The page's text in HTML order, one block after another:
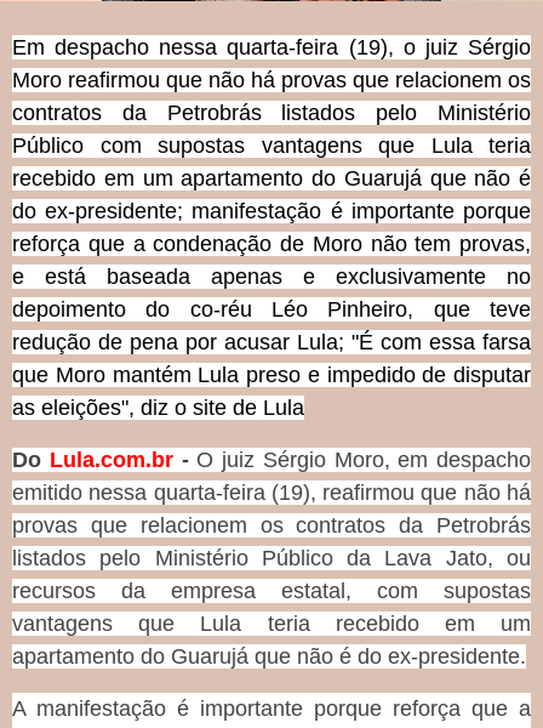
Em despacho nessa quarta-feira (19), o juiz Sérgio
Moro reafirmou que não há provas que relacionem os
contratos da Petrobrás listados pelo Ministério
Público com supostas vantagens que Lula teria
recebido em um apartamento do Guarujá que não é
do ex-presidente; manifestação é importante porque
reforça que a condenação de Moro não tem provas,
e está baseada apenas e exclusivamente no
depoimento do co-réu Léo Pinheiro, que teve
redução de pena por acusar Lula; "É com essa farsa
que Moro mantém Lula preso e impedido de disputar
as eleições", diz o site de Lula
Do Lula.com.br-O juiz Sérgio Moro, em despacho
emitido nessa quarta-feira (19), reafirmou que não há
provas que relacionem os contratos da Petrobrás
listados pelo Ministério Público da Lava Jato, ou
recursos da empresa estatal, com supostas
vantagens que Lula teria recebido em um
apartamento do Guarujá que não é do ex-presidente.
A manifestação é importante porque reforça que a